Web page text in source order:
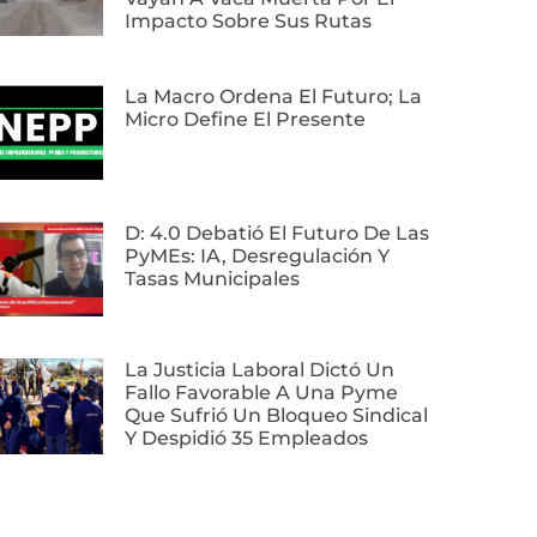
Impacto Sobre Sus Rutas
La Macro Ordena El Futuro; La
Micro Define El Presente
D: 4.0 Debatió El Futuro De Las
PyMEs: IA, Desregulación Y
Tasas Municipales
La Justicia Laboral Dictó Un
Fallo Favorable A Una Pyme
Que Sufrió Un Bloqueo Sindical
Y Despidió 35 Empleados